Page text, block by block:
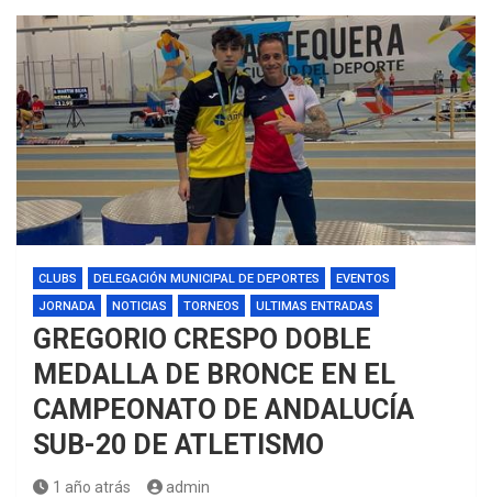
CLUBS DELEGACIÓN MUNICIPAL DE DEPORTES
EVENTOS
JORNADA
NOTICIAS TORNEOS ULTIMAS ENTRADAS
GREGORIO CRESPO DOBLE
MEDALLA DE BRONCE EN EL
CAMPEONATO DE ANDALUCÍA
SUB-20 DE ATLETISMO
1 año atrás admin